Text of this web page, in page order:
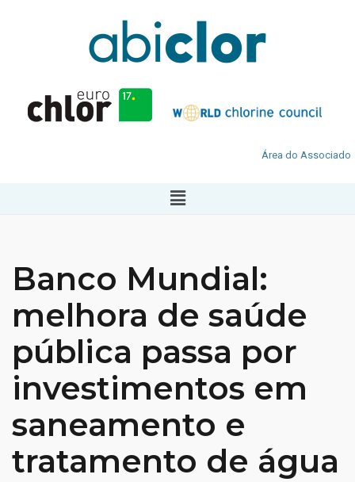
Área do Associado
Banco Mundial:
melhora de saúde
pública passa por
investimentos em
saneamento e
tratamento de água